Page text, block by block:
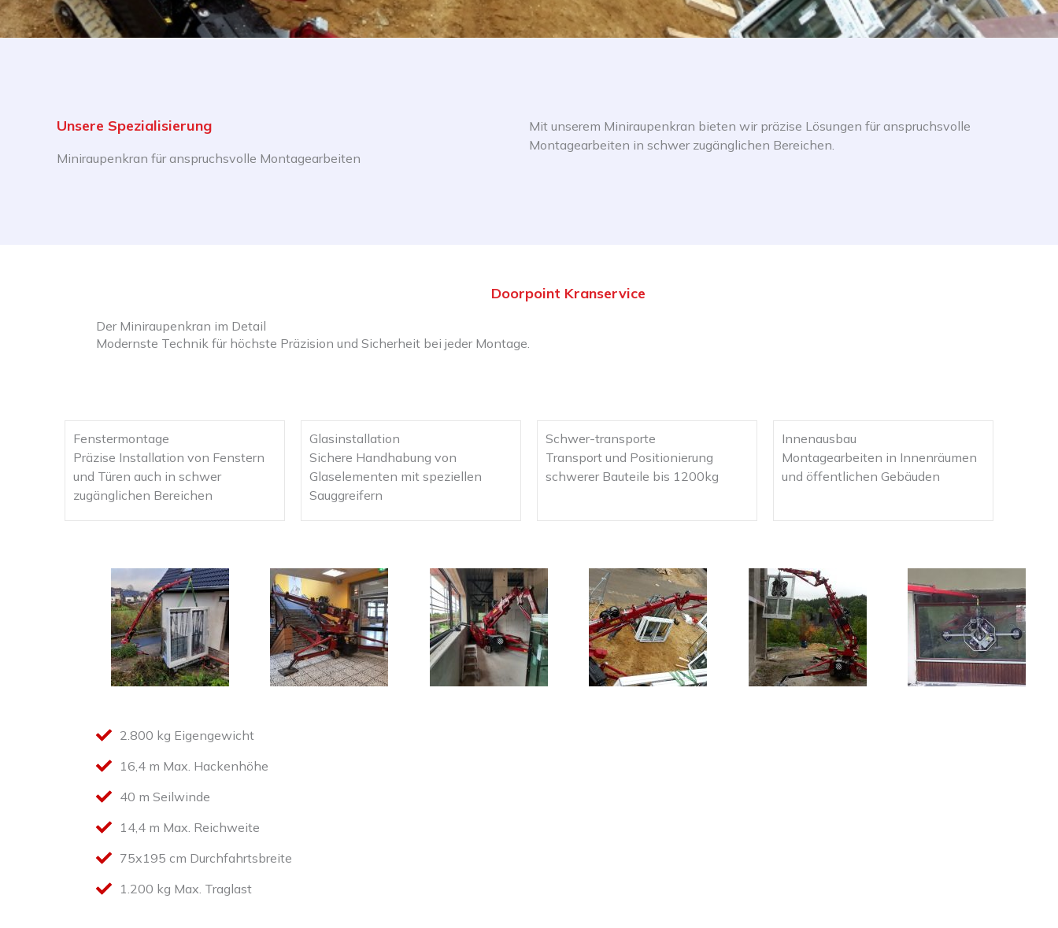
Unsere Spezialisierung
Miniraupenkran für anspruchsvolle Montagearbeiten
Mit unserem Miniraupenkran bieten wir präzise Lösungen für anspruchsvolle
Montagearbeiten in schwer zugänglichen Bereichen.
Doorpoint Kranservice
Der Miniraupenkran im Detail
Modernste Technik für höchste Präzision und Sicherheit bei jeder Montage.
Fenstermontage
Präzise Installation von Fenstern
und Türen auch in schwer
zugänglichen Bereichen
Glasinstallation
Sichere Handhabung von
Glaselementen mit speziellen
Sauggreifern
Schwer-transporte
Transport und Positionierung
schwerer Bauteile bis 1200kg
Innenausbau
Montagearbeiten in Innenräumen
und öffentlichen Gebäuden
2.800 kg Eigengewicht
16,4 m Max. Hackenhöhe
40 m Seilwinde
14,4 m Max. Reichweite
75x195 cm Durchfahrtsbreite
1.200 kg Max. Traglast